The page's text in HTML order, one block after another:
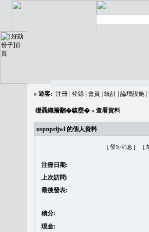
» 遊客: 注冊 登錄 會員 統計 論壇設施
礎聶織簷翻�䪖壅� » 查看資料
uspnprljwl 的個人資料
[ 發短消息 ] [
注冊日期:
上次訪問:
最後發表:
積分:
現金: